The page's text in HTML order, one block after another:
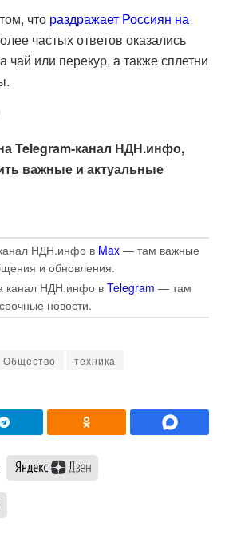
что раздражает Россиян на
частых ответов оказались
или перекур, а также сплетни
Telegram-канал НДН.инфо,
важные и актуальные
НДН.инфо в Max — там важные
и обновления.
канал НДН.инфо в Telegram — там
срочные новости.
Общество техника